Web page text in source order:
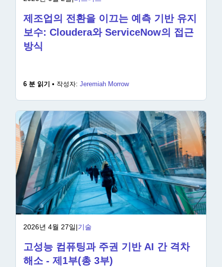
제조업의 전환을 이끄는 예측 기반 유지
보수: Cloudera와 ServiceNow의 접근
방식
6 분 읽기 • 작성자: Jeremiah Morrow
2026년 4월 27일|기술
고성능 컴퓨팅과 주권 기반 AI 간 격차
해소 - 제1부(총 3부)